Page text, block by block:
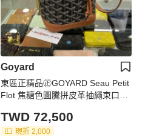
Goyard
東區正精品㊣GOYARD Seau Petit
Flot 焦糖色圖騰拼皮革抽繩束口斜
TWD 72,500
現折 2,000